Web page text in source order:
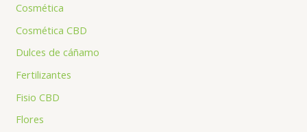
Cosmética
Cosmética CBD
Dulces de cáñamo
Fertilizantes
Fisio CBD
Flores